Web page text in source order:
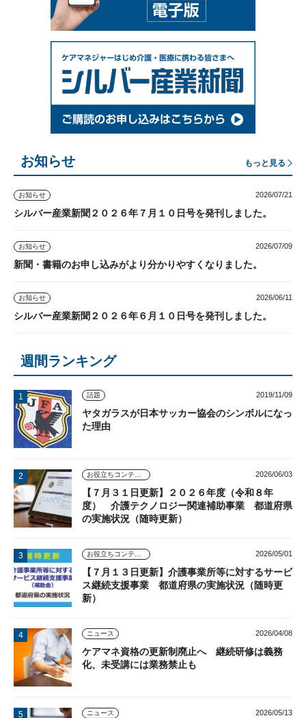
お知らせ もっと見る
お知らせ 2026/07/21
シルバー産業新聞２０２６年７月１０日号を発刊しました。
お知らせ 2026/07/09
新聞・書籍のお申し込みがより分かりやすくなりました。
お知らせ 2026/06/11
シルバー産業新聞２０２６年６月１０日号を発刊しました。
週間ランキング
話題 2019/11/09
ヤタガラスが日本サッカー協会のシンボルになっ
た理由
お役立ちコンテンツ 2026/06/03
【７月３１日更新】２０２６年度（令和８年
度） 介護テクノロジー関連補助事業 都道府県
の実施状況（随時更新）
お役立ちコンテンツ 2026/05/01
【７月１３日更新】介護事業所等に対するサービ
ス継続支援事業 都道府県の実施状況（随時更
新）
ニュース 2026/04/08
ケアマネ資格の更新制廃止へ 継続研修は義務
化、未受講には業務禁止も
ニュース 2026/05/13